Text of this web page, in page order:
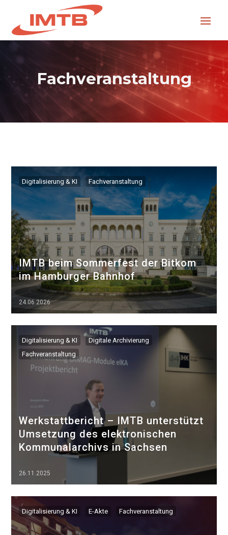
Fachveranstaltung
Digitalisierung & KI Fachveranstaltung
IMTB beim Sommerfest der Bitkom
im Hamburger Bahnhof
24.06.2026
Digitalisierung & KI
Digitale Archivierung
Fachveranstaltung
Werkstattbericht – IMTB unterstützt
Umsetzung des elektronischen
Kommunalarchivs in Sachsen
26.11.2025
▷▷▷
Digitalisierung & KI E-Akte Fachveranstaltung